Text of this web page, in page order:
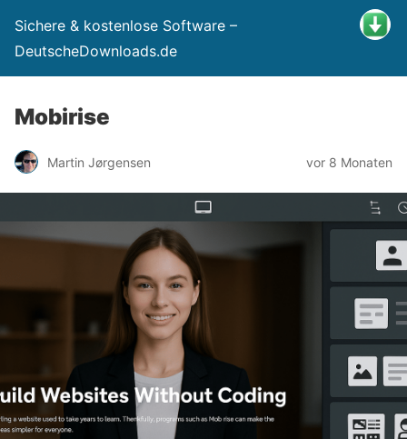
Sichere & kostenlose Software –
DeutscheDownloads.de
Mobirise
Martin Jørgensen vor 8 Monaten